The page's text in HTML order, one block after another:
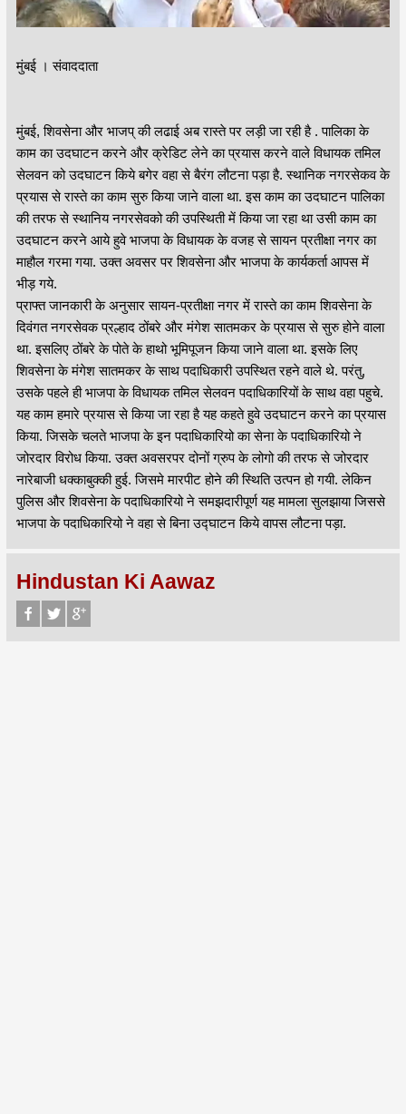
मुंबई । संवाददाता
मुंबई, शिवसेना और भाजप् की लढाई अब रास्ते पर लड़ी जा रही है . पालिका के
काम का उदघाटन करने और क्रेडिट लेने का प्रयास करने वाले विधायक तमिल
सेलवन को उदघाटन किये बगेर वहा से बैरंग लौटना पड़ा है. स्थानिक नगरसेकव के
प्रयास से रास्ते का काम सुरु किया जाने वाला था. इस काम का उदघाटन पालिका
की तरफ से स्थानिय नगरसेवको की उपस्थिती में किया जा रहा था उसी काम का
उदघाटन करने आये हुवे भाजपा के विधायक के वजह से सायन प्रतीक्षा नगर का
माहौल गरमा गया. उक्त अवसर पर शिवसेना और भाजपा के कार्यकर्ता आपस में
भीड़ गये.
प्राफ्त जानकारी के अनुसार सायन-प्रतीक्षा नगर में रास्ते का काम शिवसेना के
दिवंगत नगरसेवक प्रल्हाद ठोंबरे और मंगेश सातमकर के प्रयास से सुरु होने वाला
था. इसलिए ठोंबरे के पोते के हाथो भूमिपूजन किया जाने वाला था. इसके लिए
शिवसेना के मंगेश सातमकर के साथ पदाधिकारी उपस्थित रहने वाले थे. परंतु,
उसके पहले ही भाजपा के विधायक तमिल सेलवन पदाधिकारियों के साथ वहा पहुचे.
यह काम हमारे प्रयास से किया जा रहा है यह कहते हुवे उदघाटन करने का प्रयास
किया. जिसके चलते भाजपा के इन पदाधिकारियो का सेना के पदाधिकारियो ने
जोरदार विरोध किया. उक्त अवसरपर दोनों ग्रुप के लोगो की तरफ से जोरदार
नारेबाजी धक्काबुक्की हुई. जिसमे मारपीट होने की स्थिति उत्पन हो गयी. लेकिन
पुलिस और शिवसेना के पदाधिकारियो ने समझदारीपूर्ण यह मामला सुलझाया जिससे
भाजपा के पदाधिकारियो ने वहा से बिना उद्घाटन किये वापस लौटना पड़ा.
Hindustan Ki Aawaz